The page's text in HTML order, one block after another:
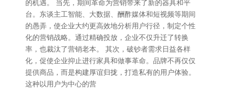
的机遇。 当先，期间革命为营销带来了新的器具和平
台。东谈主工智能、大数据、酬酢媒体和短视频等期间
的愚弄，使企业大约更高效地分析用户行径，制定个性
化的营销战略。通过精确投放，企业不仅升迁了转换
率，也裁汰了营销老本。 其次，破钞者需求日益各样
化，促使企业抑止进行家具和做事革命。品牌不再仅仅
提供商品，而是构建厚谊归拢，打造私有的用户体验。
这种以用户为中心的营